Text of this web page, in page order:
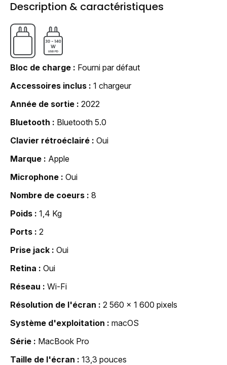
Description & caractéristiques
Bloc de charge
Fourni par défaut
Accessoires inclus
1 chargeur
Année de sortie
2022
Bluetooth
Bluetooth 5.0
Clavier rétroéclairé
Oui
Marque
Apple
Microphone
Oui
Nombre de coeurs
8
Poids
1,4 Kg
Ports
2
Prise jack
Oui
Retina
Oui
Réseau
Wi-Fi
Résolution de l'écran
2 560 x 1 600 pixels
Système d'exploitation
macOS
Série
MacBook Pro
Taille de l'écran
13,3 pouces